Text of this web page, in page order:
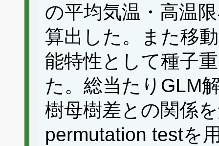
の平均気温・高温
算出した。また移
能特性として種子
た。総当たりGLM
樹母樹差との関係
permutation testを